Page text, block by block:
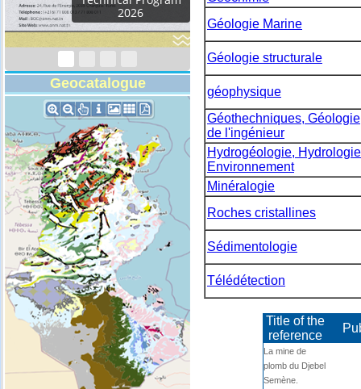
2026
Geocatalogue
Géologie Marine
Géologie structurale
géophysique
Géothechniques, Géologie
de l'ingénieur
Hydrogéologie,
Environnement
Minéralogie
Roches cristallines
Sédimentologie
Télédétection
Title of the
reference
La mine de
plomb du Djebel
Semène.